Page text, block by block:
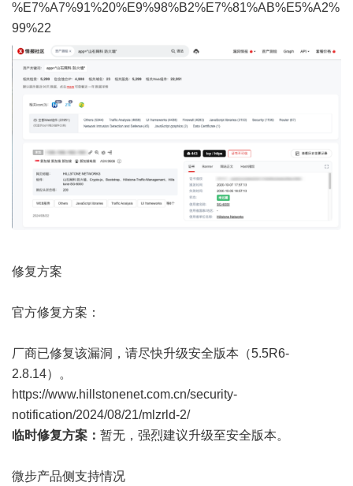
%E7%A7%91%20%E9%98%B2%E7%81%AB%E5%A2%
99%22
修复方案
官方修复方案：
厂商已修复该漏洞，请尽快升级安全版本（5.5R6-
2.8.14）。
https://www.hillstonenet.com.cn/security-
notification/2024/08/21/mlzrld-2/
临时修复方案： 暂无，强烈建议升级至安全版本。
微步产品侧支持情况